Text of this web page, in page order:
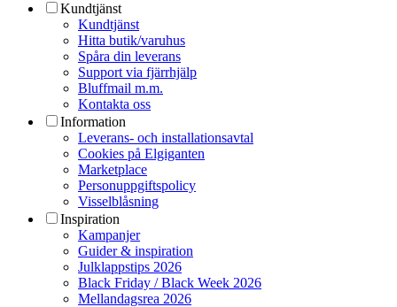
Kundtjänst
Kundtjänst
Hitta butik/varuhus
Spåra din leverans
Support via fjärrhjälp
Bluffmail m.m.
Kontakta oss
Information
Leverans- och installationsavtal
Cookies på Elgiganten
Marketplace
Personuppgiftspolicy
Visselblåsning
Inspiration
Kampanjer
Guider & inspiration
Julklappstips 2026
Black Friday / Black Week 2026
Mellandagsrea 2026